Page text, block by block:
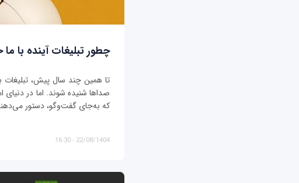
چطور تبلیغات آینده با
تا همین چند سال پیش، تبلیغات
صداها شنیده شوند. اما در دنیای
که به‌جای گفت‌وگو، دستور
22/08/1404 - 16:30